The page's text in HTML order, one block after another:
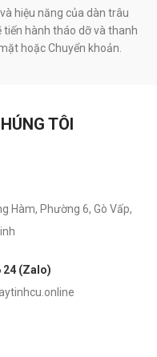
hiệu năng của dàn trâu
tiến hành tháo dỡ và thanh
hoặc Chuyển khoản.
TÔI
Hàm, Phường 6, Gò Vấp,
24 (Zalo)